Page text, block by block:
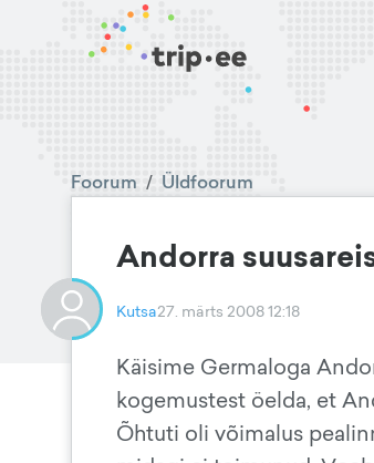
Foorum / Üldfoorum
Andorra
Kutsa27. märts 2008 12:18
Käisime Germaloga
kogemustest öelda, et
Õhtuti oli võimalus